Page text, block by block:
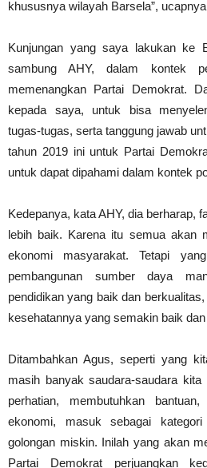
khususnya wilayah Barsela”,
Kunjungan yang saya lakukan ke
sambung AHY, dalam kontek
memenangkan Partai Demokrat.
kepada saya, untuk bisa
tugas-tugas, serta tanggung jawab
tahun 2019 ini untuk Partai
untuk dapat dipahami dalam kontek
Kedepanya, kata AHY, dia berharap,
lebih baik. Karena itu semua akan
ekonomi masyarakat. Tetapi
pembangunan sumber daya
pendidikan yang baik dan
kesehatannya yang semakin baik
Ditambahkan Agus, seperti yang
masih banyak saudara-saudara
perhatian, membutuhkan
ekonomi, masuk sebagai
golongan miskin. Inilah yang akan
Partai Demokrat perjuangkan